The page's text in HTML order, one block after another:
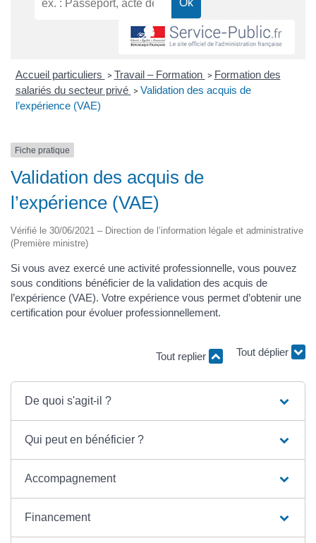
Accueil particuliers > Travail – Formation > Formation des
salariés du secteur privé > Validation des acquis de
l’expérience (VAE)
Fiche pratique
Validation des acquis de
l’expérience (VAE)
Vérifié le 30/06/2021 – Direction de l’information légale et administrative
(Première ministre)
Si vous avez exercé une activité professionnelle, vous pouvez
sous conditions bénéficier de la validation des acquis de
l’expérience (VAE). Votre expérience vous permet d’obtenir une
certification pour évoluer professionnellement.
Tout replier Tout déplier
De quoi s'agit-il ?
Qui peut en bénéficier ?
Accompagnement
Financement